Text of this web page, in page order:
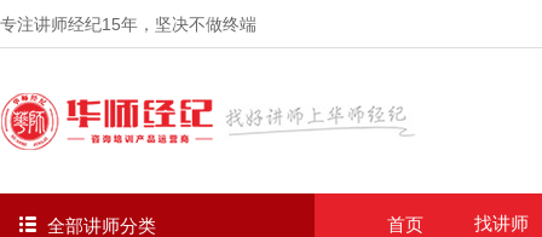
专注讲师经纪15年 ，坚决不做终端
全部讲师分类 首页 找讲师